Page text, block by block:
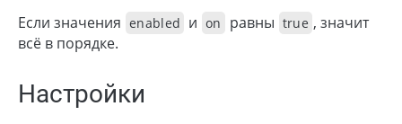
Если значения enabled и on равны true , значит
всё в порядке.
Настройки